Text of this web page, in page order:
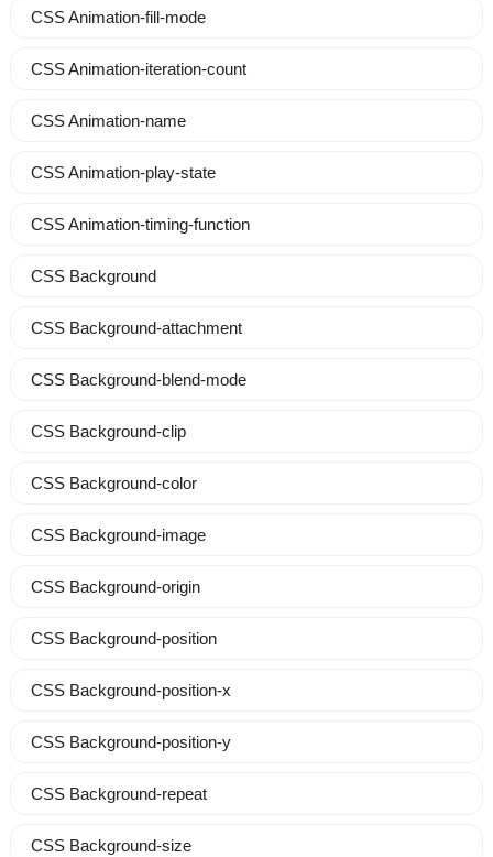
CSS Animation-fill-mode
CSS Animation-iteration-count
CSS Animation-name
CSS Animation-play-state
CSS Animation-timing-function
CSS Background
CSS Background-attachment
CSS Background-blend-mode
CSS Background-clip
CSS Background-color
CSS Background-image
CSS Background-origin
CSS Background-position
CSS Background-position-x
CSS Background-position-y
CSS Background-repeat
CSS Background-size